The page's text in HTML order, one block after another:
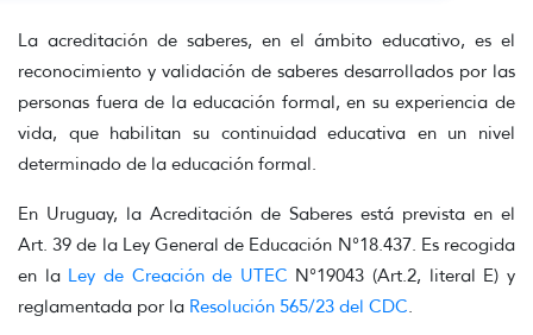
La acreditación de saberes, en el ámbito educativo, es el
reconocimiento y validación de saberes desarrollados por las
personas fuera de la educación formal, en su experiencia de
vida, que habilitan su continuidad educativa en un nivel
determinado de la educación formal.
En Uruguay, la Acreditación de Saberes está prevista en el
Art. 39 de la Ley General de Educación N°18.437. Es recogida
en la Ley de Creación de UTEC N°19043 (Art.2, literal E) y
reglamentada por la Resolución 565/23 del CDC.